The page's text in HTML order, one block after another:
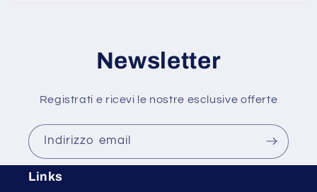
Newsletter
Registrati e ricevi le nostre esclusive offerte
Indirizzo email
Links